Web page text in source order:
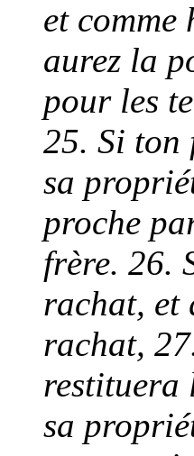
et
aurez la
pour les
25. Si ton
sa
proche
frère. 26.
rachat, et
rachat,
restituera
sa